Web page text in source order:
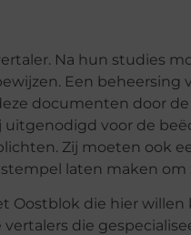
Na hun studies
Een
documenten door
voor de
Zij moeten ook
laten maken
Oostblok die hier
die